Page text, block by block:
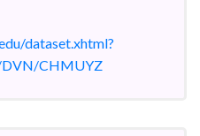
dataset.xhtml?
DVN/CHMUYZ